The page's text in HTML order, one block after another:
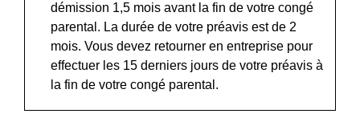
démission 1,5 mois avant la fin de votre congé
parental. La durée de votre préavis est de 2
mois. Vous devez retourner en entreprise pour
effectuer les 15 derniers jours de votre préavis à
la fin de votre congé parental.